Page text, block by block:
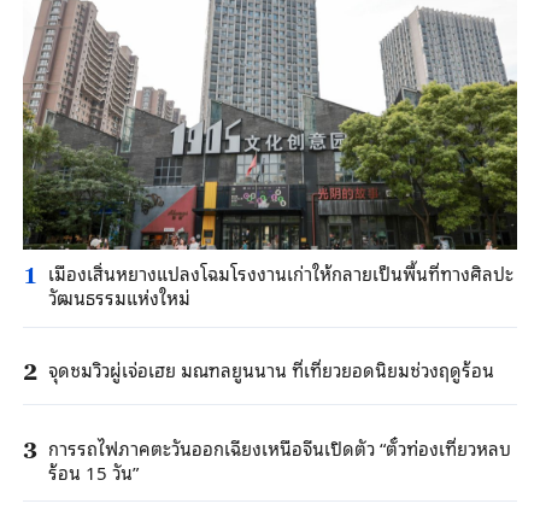
1 เมืองเสิ่นหยางแปลงโฉมโรงงานเก่าให้กลายเป็นพื้นที่ทางศิลปะ
วัฒนธรรมแห่งใหม่
2 จุดชมวิวผู่เจ่อเฮย มณฑลยูนนาน ที่เที่ยวยอดนิยมช่วงฤดูร้อน
3 การรถไฟภาคตะวันออกเฉียงเหนือจีนเปิดตัว “ตั๋วท่องเที่ยวหลบ
ร้อน 15 วัน”